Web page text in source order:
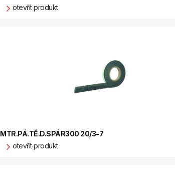
otevřít produkt
MTR.PÁ.TĚ.D.SPÁR300 20/3-7
otevřít produkt